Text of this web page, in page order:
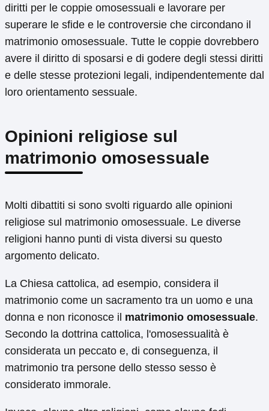
diritti per le coppie omosessuali e lavorare per
superare le sfide e le controversie che circondano il
matrimonio omosessuale. Tutte le coppie dovrebbero
avere il diritto di sposarsi e di godere degli stessi diritti
e delle stesse protezioni legali, indipendentemente dal
loro orientamento sessuale.
Opinioni religiose sul
matrimonio omosessuale
Molti dibattiti si sono svolti riguardo alle opinioni
religiose sul matrimonio omosessuale. Le diverse
religioni hanno punti di vista diversi su questo
argomento delicato.
La Chiesa cattolica, ad esempio, considera il
matrimonio come un sacramento tra un uomo e una
donna e non riconosce il matrimonio omosessuale.
Secondo la dottrina cattolica, l'omosessualità è
considerata un peccato e, di conseguenza, il
matrimonio tra persone dello stesso sesso è
considerato immorale.